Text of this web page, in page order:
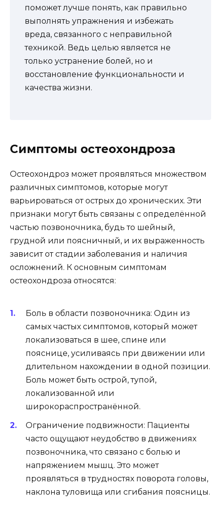
поможет лучше понять, как правильно
выполнять упражнения и избежать
вреда, связанного с неправильной
техникой. Ведь целью является не
только устранение болей, но и
восстановление функциональности и
качества жизни.
Симптомы остеохондроза
Остеохондроз может проявляться множеством
различных симптомов, которые могут
варьироваться от острых до хронических. Эти
признаки могут быть связаны с определённой
частью позвоночника, будь то шейный,
грудной или поясничный, и их выраженность
зависит от стадии заболевания и наличия
осложнений. К основным симптомам
остеохондроза относятся:
Боль в области позвоночника: Один из
самых частых симптомов, который может
локализоваться в шее, спине или
пояснице, усиливаясь при движении или
длительном нахождении в одной позиции.
Боль может быть острой, тупой,
локализованной или
широкораспространённой.
Ограничение подвижности: Пациенты
часто ощущают неудобство в движениях
позвоночника, что связано с болью и
напряжением мышц. Это может
проявляться в трудностях поворота головы,
наклона туловища или сгибания поясницы.